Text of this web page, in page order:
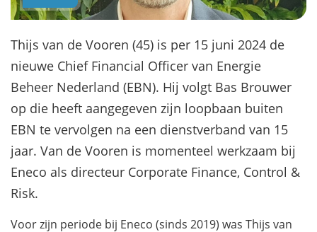
Thijs van de Vooren (45) is per 15 juni 2024 de
nieuwe Chief Financial Officer van Energie
Beheer Nederland (EBN). Hij volgt Bas Brouwer
op die heeft aangegeven zijn loopbaan buiten
EBN te vervolgen na een dienstverband van 15
jaar. Van de Vooren is momenteel werkzaam bij
Eneco als directeur Corporate Finance, Control &
Risk.
Voor zijn periode bij Eneco (sinds 2019) was Thijs van